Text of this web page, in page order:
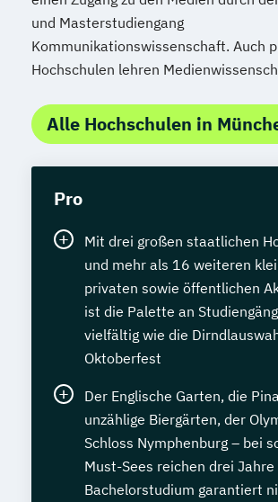
und Masterstudiengang
Kommunikationswissenschaft. Auch
Hochschulen lehren
Alle Hochschulen in
Pro
Mit drei großen staatlichen
und mehr als 16 weiteren
privaten sowie öffentlichen
ist die Palette an
vielfältig wie die
Oktoberfest
Der Englische Garten, die
unzählige Biergärten, der
Schloss Nymphenburg – bei
Must-Sees reichen drei Jahre
Bachelorstudium garantiert